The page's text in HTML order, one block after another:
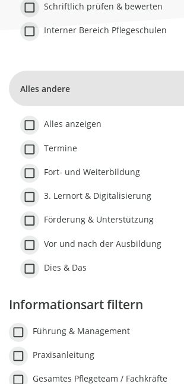
Schriftlich prüfen & bewerten
Interner Bereich Pflegeschulen
Alles andere
Alles anzeigen
Termine
Fort- und Weiterbildung
3. Lernort & Digitalisierung
Förderung & Unterstützung
Vor und nach der Ausbildung
Dies & Das
Informationsart filtern
Führung & Management
Praxisanleitung
Gesamtes Pflegeteam / Fachkräfte